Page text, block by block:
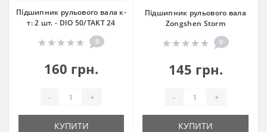
Підшипник рульового вала к-
т: 2 шт. - DIO 50/TAKT 24
0
160 грн.
- +
КУПИТИ
Підшипник рульового вала
Zongshen Storm
0
145 грн.
- +
КУПИТИ